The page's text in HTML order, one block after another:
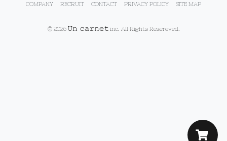
COMPANY RECRUIT CONTACT PRIVACY POLICY SITE MAP
© 2026 inc. All Rights Resereved.